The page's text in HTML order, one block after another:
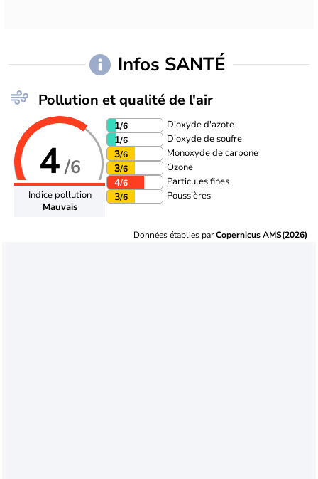
Infos SANTÉ
Pollution et qualité de l'air
4/6
Indice pollution
Mauvais
1/6 Dioxyde d'azote
1/6 Dioxyde de soufre
3/6 Monoxyde de carbone
3/6 Ozone
4/6 Particules fines
3/6 Poussières
Données établies parCopernicus AMS(2026)